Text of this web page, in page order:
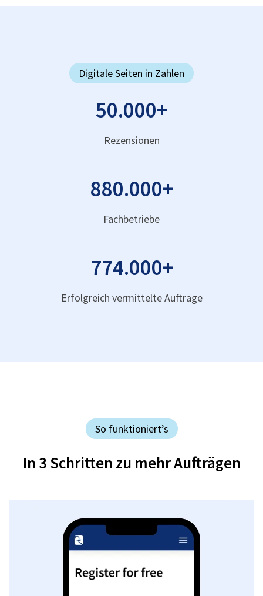
Digitale Seiten in Zahlen
50.000+
Rezensionen
880.000+
Fachbetriebe
774.000+
Erfolgreich vermittelte Aufträge
So funktioniert’s
In 3 Schritten zu mehr Aufträgen